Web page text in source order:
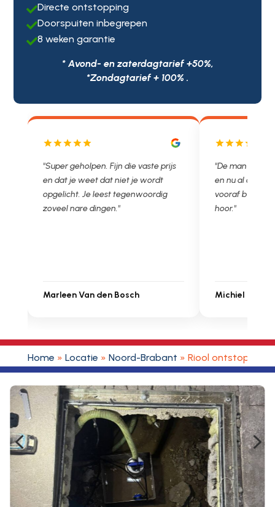
Directe ontstopping
Doorspuiten inbegrepen
8 weken garantie
* Avond- en zaterdagtarief +50%,
*Zondagtarief + 100% .
"De man rijden net weg. 11.00 gebeld
en nu al opgelost voor een vast en
vooraf besproken tarief. Lekker
hoor."
Michiel Uitdenbongerd
"Wat een fijn
met een
je niet zo goed
Ontstoppen.nl
Sarah Touat
Home » Locatie » Noord-Brabant » Riool ontstoppen
4 5